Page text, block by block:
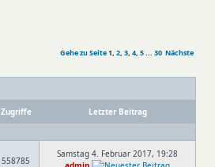
Gehe zu Seite1, 2, 3, 4, 5... 30 Nächste
Zugriffe Letzter Beitrag
558785
Samstag 4. Februar 2017, 19:28